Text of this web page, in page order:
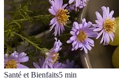
Santé et Bienfaits5 min